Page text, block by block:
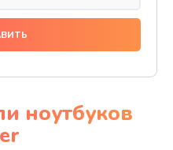
BIOS
ноутбуков